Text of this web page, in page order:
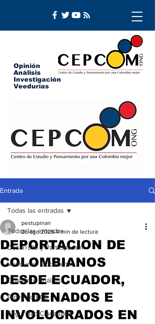
Opinión
Análisis
Investigación
Veedurías
Entrada
Todas las entradas
Desarrollo y Participación
Veedurías Ciudadanas
Opinión y Análisis
Proyecto ECE
Seguridad Ciudadana
Todas las entradas
DEPORTACION DE
COLOMBIANOS
DESDE ECUADOR,
CONDENADOS E
INVOLUCRADOS EN
pestupinan
26 ago 2025 4 min de lectura